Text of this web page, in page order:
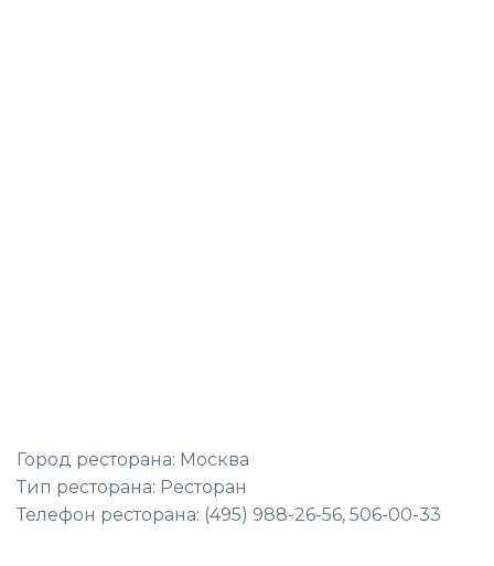
Город ресторана: Москва
Тип ресторана: Ресторан
Телефон ресторана: (495) 988-26-56, 506-00-33